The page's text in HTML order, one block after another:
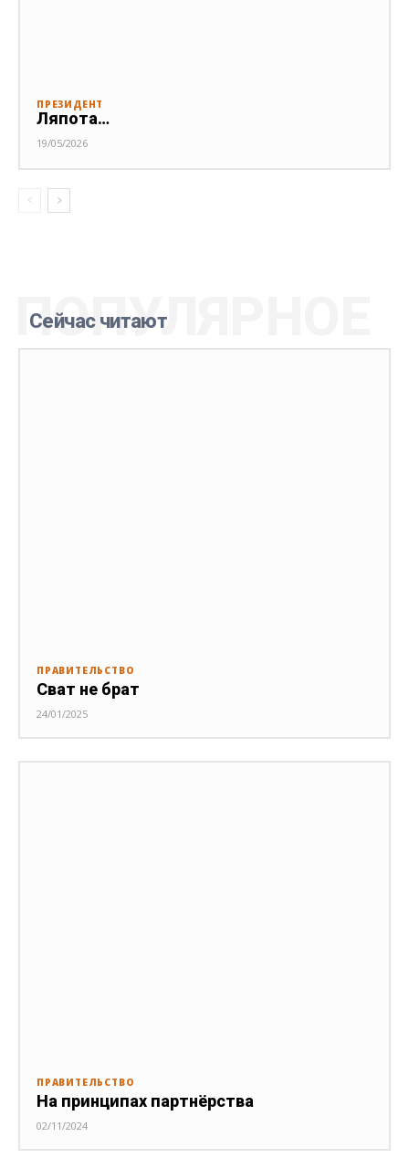
ПРЕЗИДЕНТ
Ляпота…
19/05/2026
Сейчас читают
ПОПУЛЯРНОЕ
ПРАВИТЕЛЬСТВО
Сват не брат
24/01/2025
ПРАВИТЕЛЬСТВО
На принципах партнёрства
02/11/2024